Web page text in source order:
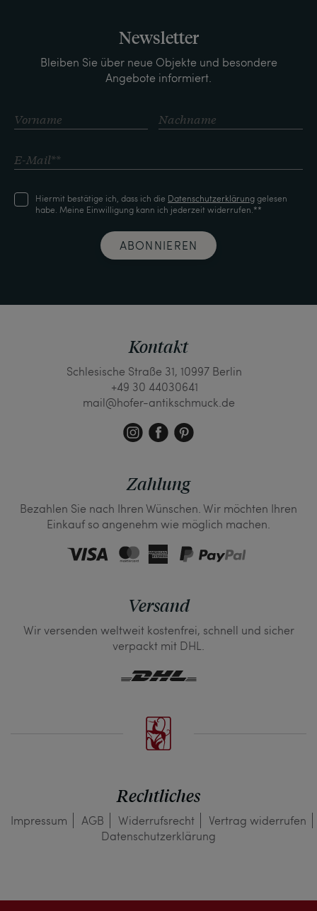
Newsletter
Bleiben Sie über neue Objekte und besondere
Angebote informiert.
Hiermit bestätige ich, dass ich die Daten­schutz­erklärunggelesen
habe. Meine Einwilligung kann ich jederzeit widerrufen.**
ABONNIEREN
Kontakt
Schlesische Straße 31, 10997 Berlin
+49 30 44030641
mail@hofer-antikschmuck.de
Zahlung
Bezahlen Sie nach Ihren Wünschen. Wir möchten Ihren
Einkauf so angenehm wie möglich machen.
Versand
Wir versenden weltweit kostenfrei, schnell und sicher
verpackt mit DHL.
Rechtliches
Impressum AGB Widerrufs­recht
Vertrag widerrufen
Daten­schutz­erklärung